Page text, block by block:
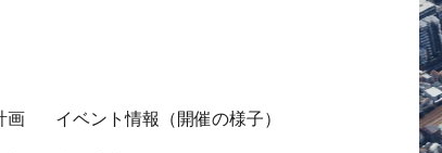
画 イベント情報（開催の様子）